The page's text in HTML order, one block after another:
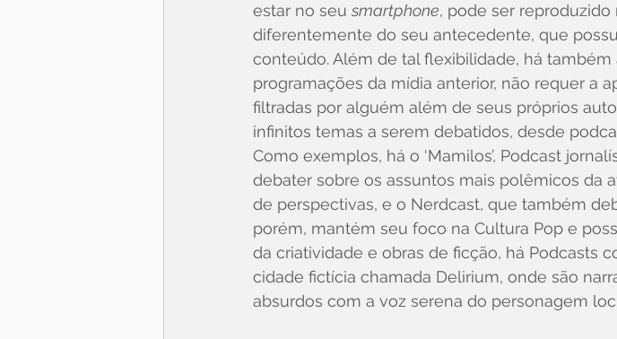
estar no seu smartphone, pode ser
diferentemente do seu antecedente, que
conteúdo. Além de tal flexibilidade, há
programações da mídia anterior, não requer a
filtradas por alguém além de seus próprios
infinitos temas a serem debatidos, desde
Como exemplos, há o ‘Mamilos’, Podcast
debater sobre os assuntos mais polêmicos da
de perspectivas, e o Nerdcast, que também
porém, mantém seu foco na Cultura Pop e
da criatividade e obras de ficção, há Podcasts
cidade fictícia chamada Delirium, onde são
absurdos com a voz serena do personagem